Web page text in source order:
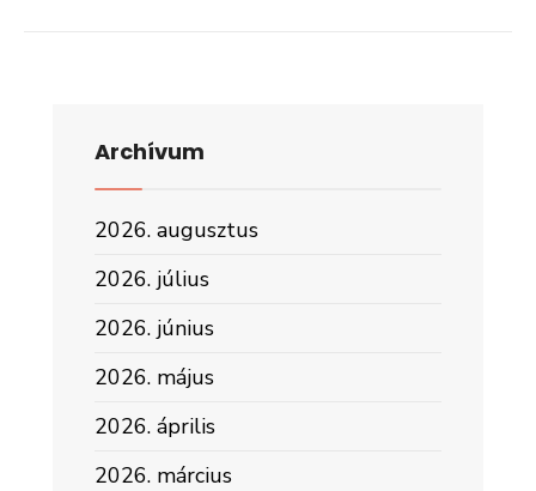
Archívum
2026. augusztus
2026. július
2026. június
2026. május
2026. április
2026. március